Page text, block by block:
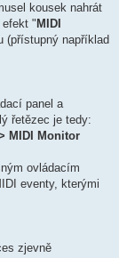
kousek nahrát
" MIDI
(přístupný například
panel a
řetězec je tedy:
MIDI Monitor
ovládacím
eventy, kterými
zjevně